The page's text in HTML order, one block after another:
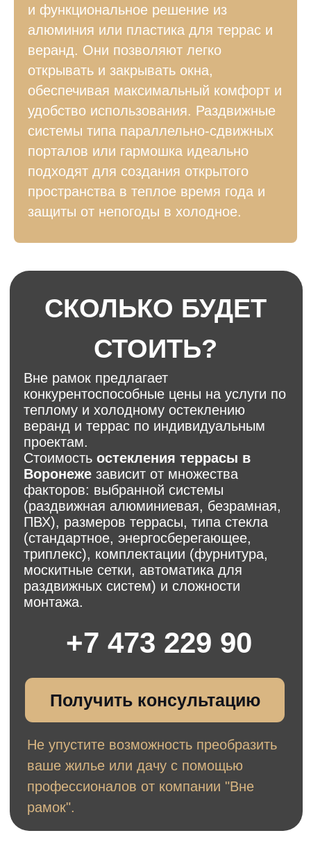
и функциональное решение из
алюминия или пластика для террас и
веранд. Они позволяют легко
открывать и закрывать окна,
обеспечивая максимальный комфорт и
удобство использования. Раздвижные
системы типа параллельно-сдвижных
порталов или гармошка идеально
подходят для создания открытого
пространства в теплое время года и
защиты от непогоды в холодное.